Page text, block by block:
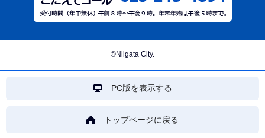
©Niigata City.
PC版を表示する
トップページに戻る